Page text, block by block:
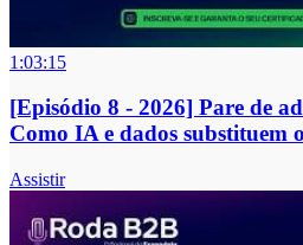
1:03:15
[Episódio 8 - 2026] Pare de
Como IA e dados substituem
Assistir